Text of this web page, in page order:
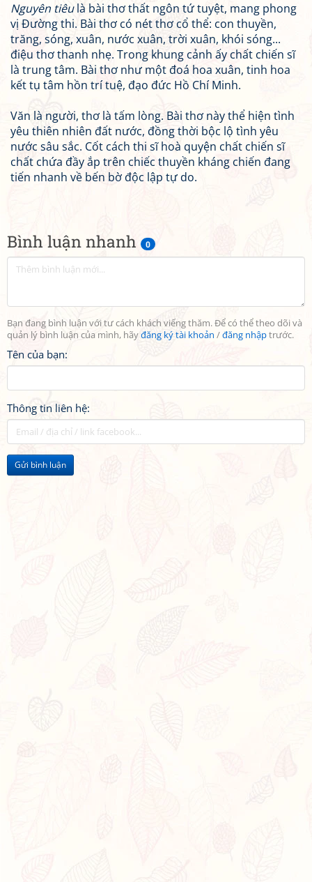
Bình luận nhanh 0
Bạn đang bình luận với tư cách khách viếng thăm. Để có thể theo dõi và
quản lý bình luận của mình, hãyđăng ký tài khoản /đăng nhậptrước.
Tên của bạn:
Thông tin liên hệ:
Gửi bình luận
Nguyên tiêulà bài thơ thất ngôn tứ tuyệt, mang phong
vị Đường thi. Bài thơ có nét thơ cổ thể: con thuyền,
trăng, sóng, xuân, nước xuân, trời xuân, khói sóng...
điệu thơ thanh nhẹ. Trong khung cảnh ấy chất chiến sĩ
là trung tâm. Bài thơ như một đoá hoa xuân, tinh hoa
kết tụ tâm hồn trí tuệ, đạo đức Hồ Chí Minh.
Văn là người, thơ là tấm lòng. Bài thơ này thể hiện tình
yêu thiên nhiên đất nước, đồng thời bộc lộ tình yêu
nước sâu sắc. Cốt cách thi sĩ hoà quyện chất chiến sĩ
chất chứa đầy ắp trên chiếc thuyền kháng chiến đang
tiến nhanh về bến bờ độc lập tự do.